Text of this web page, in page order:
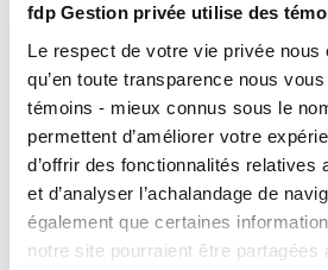
fdp Gestion privée utilise des
Le respect de votre vie privée nous
qu’en toute transparence nous
témoins - mieux connus sous le
permettent d’améliorer votre
d’offrir des fonctionnalités relatives
et d’analyser l’achalandage de
également que certaines
notre site pourraient être partagées
Pierre-Luc
B.A.A., F.Pl.
Wealth
T418 704-8181
1 800 720-4244,
Éva Lavoie
B.A.A., F.Pl.
Wealth
Professionals